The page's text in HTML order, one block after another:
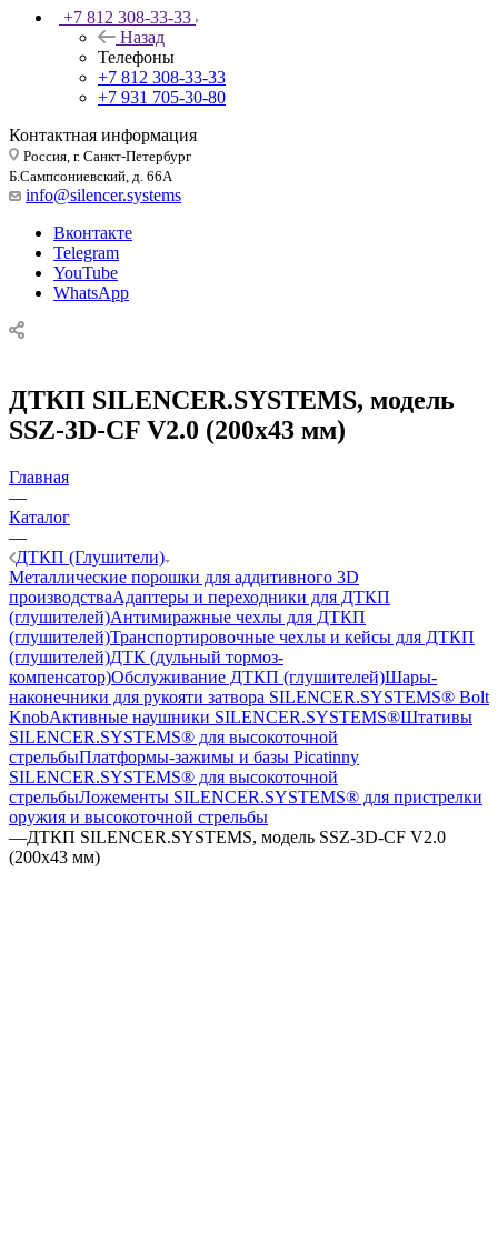
+7 812 308-33-33
Назад
Телефоны
+7 812 308-33-33
+7 931 705-30-80
Контактная информация
Россия, г. Санкт-Петербург
Б.Сампсониевский, д. 66А
info@silencer.systems
Вконтакте
Telegram
YouTube
WhatsApp
ДТКП SILENCER.SYSTEMS, модель
SSZ-3D-CF V2.0 (200х43 мм)
Главная
—
Каталог
—
ДТКП (Глушители)
Металлические порошки для аддитивного 3D
производстваАдаптеры и переходники для ДТКП
(глушителей)Антимиражные чехлы для ДТКП
(глушителей)Транспортировочные чехлы и кейсы для ДТКП
(глушителей)ДТК (дульный тормоз-
компенсатор)Обслуживание ДТКП (глушителей)Шары-
наконечники для рукояти затвора SILENCER.SYSTEMS® Bolt
KnobАктивные наушники SILENCER.SYSTEMS®Штативы
SILENCER.SYSTEMS® для высокоточной
стрельбыПлатформы-зажимы и базы Picatinny
SILENCER.SYSTEMS® для высокоточной
стрельбыЛожементы SILENCER.SYSTEMS® для пристрелки
оружия и высокоточной стрельбы
—ДТКП SILENCER.SYSTEMS, модель SSZ-3D-CF V2.0
(200х43 мм)